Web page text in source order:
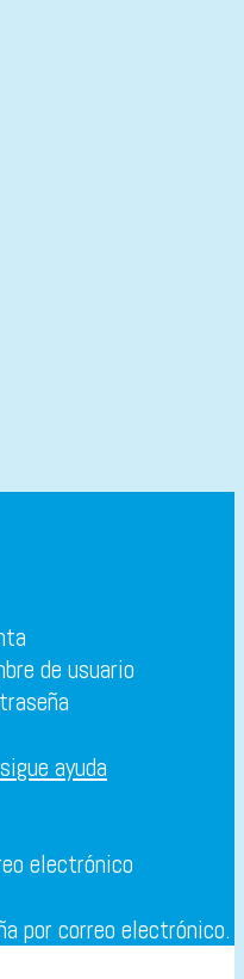
de usuario
ayuda
electrónico
por correo electrónico.